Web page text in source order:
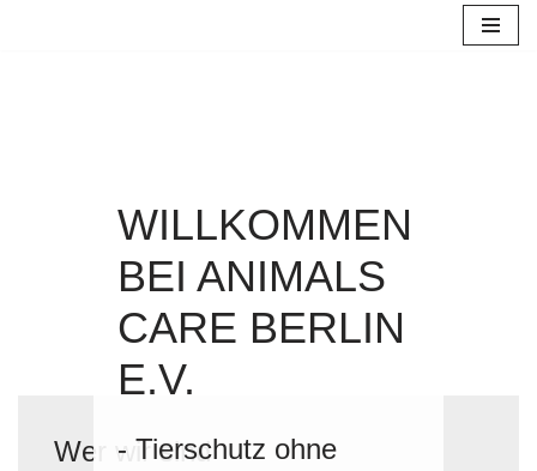
WILLKOMMEN
BEI ANIMALS
CARE BERLIN
E.V.
- Tierschutz ohne
Wer wir sind